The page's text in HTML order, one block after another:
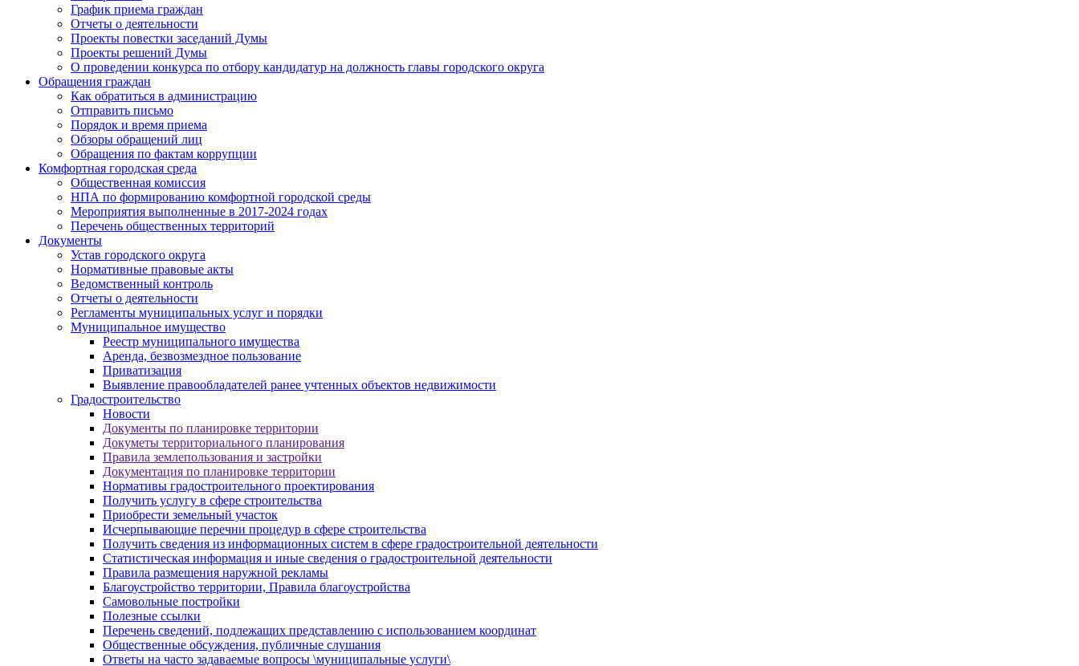
График приема граждан
Отчеты о деятельности
Проекты повестки заседаний Думы
Проекты решений Думы
О проведении конкурса по отбору кандидатур на должность главы городского округа
Обращения граждан
Как обратиться в администрацию
Отправить письмо
Порядок и время приема
Обзоры обращений лиц
Обращения по фактам коррупции
Комфортная городская среда
Общественная комиссия
НПА по формированию комфортной городской среды
Мероприятия выполненные в 2017-2024 годах
Перечень общественных территорий
Документы
Устав городского округа
Нормативные правовые акты
Ведомственный контроль
Отчеты о деятельности
Регламенты муниципальных услуг и порядки
Муниципальное имущество
Реестр муниципального имущества
Аренда, безвозмездное пользование
Приватизация
Выявление правообладателей ранее учтенных объектов недвижимости
Градостроительство
Новости
Документы по планировке территории
Докуметы территориального планирования
Правила землепользования и застройки
Документация по планировке территории
Нормативы градостроительного проектирования
Получить услугу в сфере строительства
Приобрести земельный участок
Исчерпывающие перечни процедур в сфере строительства
Получить сведения из информационных систем в сфере градостроительной деятельности
Статистическая информация и иные сведения о градостроительной деятельности
Правила размещения наружной рекламы
Благоустройство территории, Правила благоустройства
Самовольные постройки
Полезные ссылки
Перечень сведений, подлежащих представлению с использованием координат
Общественные обсуждения, публичные слушания
Ответы на часто задаваемые вопросы \муниципальные услуги\